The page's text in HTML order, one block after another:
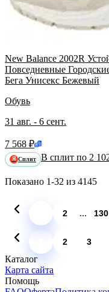
New Balance 2002R
Повседневные
Бега Унисекс Бежевый
Обувь
31 авг. - 6 сент.
7 568 ₽
Я Сплит В сплит по 2
Показано 1-32 из 4145
2 ... 130
2 3
Каталог
Карта сайта
Помощь